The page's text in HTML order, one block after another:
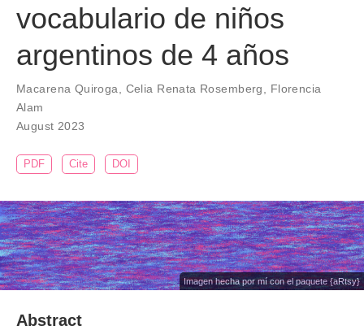
vocabulario de niños
argentinos de 4 años
Macarena Quiroga, Celia Renata Rosemberg, Florencia
Alam
August 2023
PDF Cite DOI
Imagen hecha por mí con el paquete {aRtsy}
Abstract